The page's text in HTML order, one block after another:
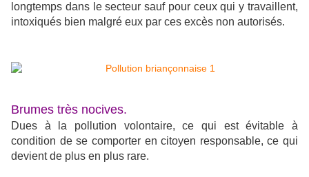
longtemps dans le secteur sauf pour ceux qui y travaillent,
intoxiqués bien malgré eux par ces excès non autorisés.
Brumes très nocives.
Dues à la pollution volontaire, ce qui est évitable à
condition de se comporter en citoyen responsable, ce qui
devient de plus en plus rare.